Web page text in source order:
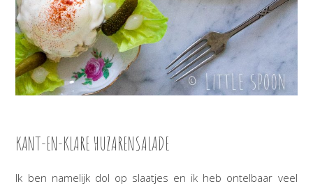
KANT-EN-KLARE HUZARENSALADE
Ik ben namelijk dol op slaatjes en ik heb ontelbaar veel